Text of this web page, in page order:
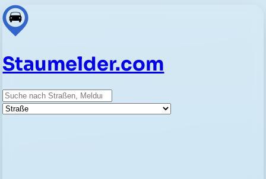
Staumelder.com
Suche
Straße